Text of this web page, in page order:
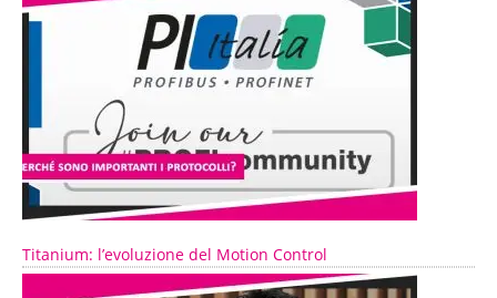
Titanium: l’evoluzione del Motion Control